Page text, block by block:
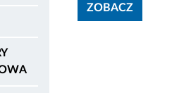
ZOBACZZOBACZ